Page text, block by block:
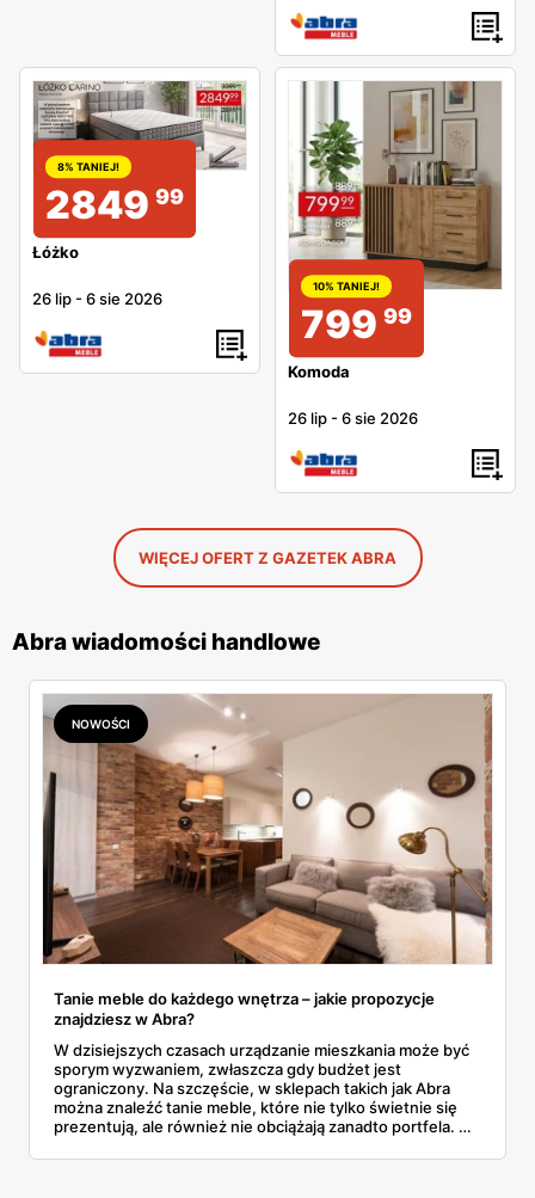
8% TANIEJ!
2849 99
Łóżko
26 lip -6 sie 2026
10% TANIEJ!
799 99
Komoda
26 lip -6 sie 2026
WIĘCEJ OFERT Z GAZETEK ABRA
Abra wiadomości handlowe
NOWOŚCI
Tanie meble do każdego wnętrza – jakie propozycje
znajdziesz w Abra?
W dzisiejszych czasach urządzanie mieszkania może być
sporym wyzwaniem, zwłaszcza gdy budżet jest
ograniczony. Na szczęście, w sklepach takich jak Abra
można znaleźć tanie meble, które nie tylko świetnie się
prezentują, ale również nie obciążają zanadto portfela. W
propozycjom z aktualnej gazetki promocyjnej Abra,